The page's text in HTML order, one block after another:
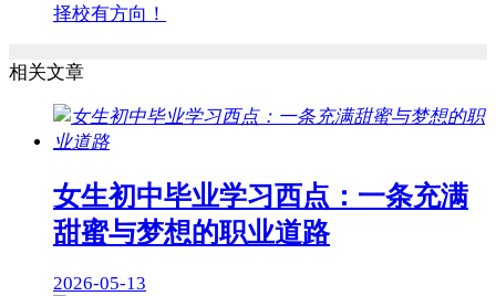
择校有方向！
相关文章
女生初中毕业学习西点：一条充满
甜蜜与梦想的职业道路
2026-05-13